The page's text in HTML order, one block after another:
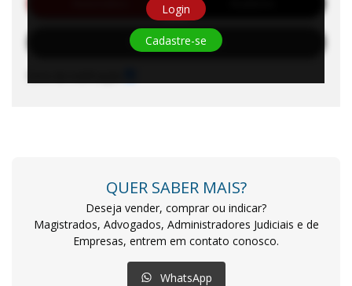
Solicitar Habilitação
Login
Cadastre-se
QUER SABER MAIS?
Deseja vender, comprar ou indicar?
Magistrados, Advogados, Administradores Judiciais e de
Empresas, entrem em contato conosco.
WhatsApp